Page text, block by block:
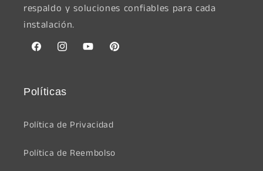
respaldo y soluciones confiables para cada
instalación.
FacebookInstagramYouTubePinterest
Políticas
Política de Privacidad
Política de Reembolso